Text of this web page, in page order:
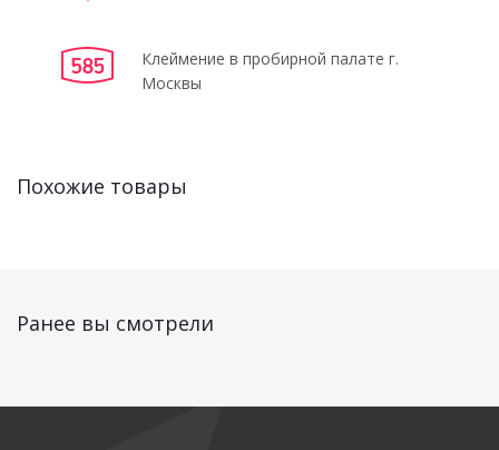
Клеймение в пробирной палате г.
Москвы
Похожие товары
Ранее вы смотрели